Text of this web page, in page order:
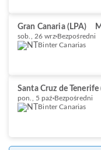
Gran Canaria (LPA)
sob., 26 wrz Bezpośredni
Binter Canarias
Santa Cruz de Tenerife
pon., 5 paź Bezpośredni
Binter Canarias